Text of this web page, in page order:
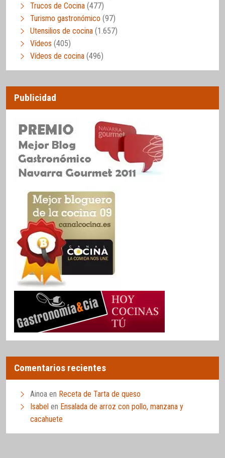
Trucos de Cocina (477)
Turismo gastronómico (97)
Utensilios de cocina (1.657)
Vídeos (405)
Vídeos de cocina (496)
Publicidad
Comentarios recientes
Ainoa en Receta de Tarta de queso
Isabel en Ensalada de arroz con pollo, manzana y
cacahuete